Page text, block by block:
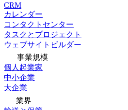
CRM
カレンダー
コンタクトセンター
タスクとプロジェクト
ウェブサイトビルダー
事業規模
個人起業家
中小企業
大企業
業界